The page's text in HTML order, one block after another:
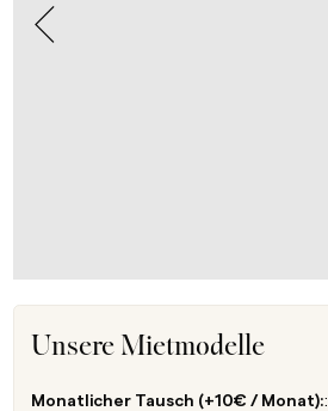
Unsere Mietmodelle
Monatlicher Tausch (+10€ / Monat)::